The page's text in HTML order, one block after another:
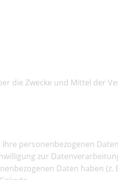
die Zwecke und Mittel der
personenbezogenen
zur
Daten haben (z.